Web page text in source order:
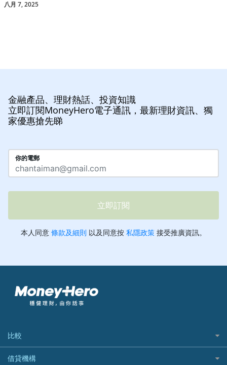
八月 7, 2025
金融產品、理財熱話、投資知識
立即訂閱MoneyHero電子通訊，最新理財資訊、獨
家優惠搶先睇
比較
私人貸款比較
借貸機構